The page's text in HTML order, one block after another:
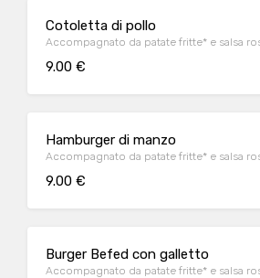
Cotoletta di pollo
Accompagnato da patate fritte* e salsa
9.00 €
Hamburger di manzo
Accompagnato da patate fritte* e salsa
9.00 €
Burger Befed con galletto
Accompagnato da patate fritte* e salsa